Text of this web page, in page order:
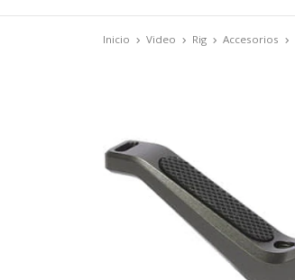
Inicio Video Rig Accesorios